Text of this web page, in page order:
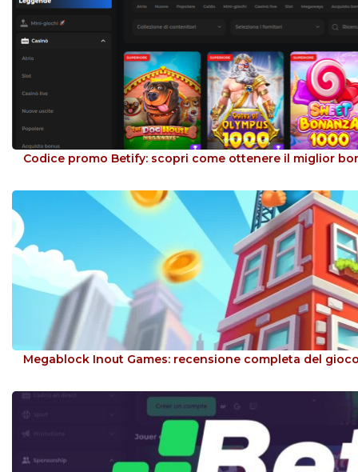
Codice promo Betify: scopri come ottenere il miglior
Megablock Inout Games: recensione completa del